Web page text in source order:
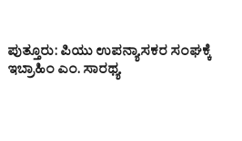
ಪುತ್ತೂರು: ಪಿಯು ಉಪನ್ಯಾಸಕರ ಸಂಘಕ್ಕೆ
ಇಬ್ರಾಹಿಂ ಎಂ. ಸಾರಥ್ಯ